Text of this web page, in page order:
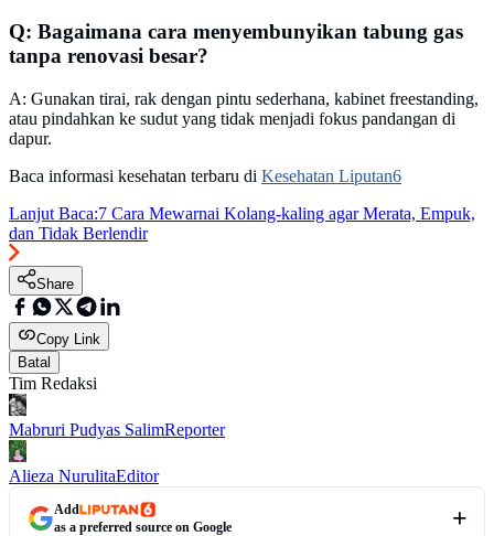
Q: Bagaimana cara menyembunyikan tabung gas
tanpa renovasi besar?
A: Gunakan tirai, rak dengan pintu sederhana, kabinet freestanding,
atau pindahkan ke sudut yang tidak menjadi fokus pandangan di
dapur.
Baca informasi kesehatan terbaru di Kesehatan Liputan6
Lanjut Baca:7 Cara Mewarnai Kolang-kaling agar Merata, Empuk,
dan Tidak Berlendir
Share
Copy Link
Batal
Tim Redaksi
Mabruri Pudyas SalimReporter
Alieza NurulitaEditor
Add
as a preferred source on Google